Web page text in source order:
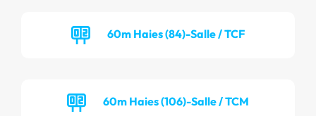
60m Haies (84)-Salle / TCF
60m Haies (106)-Salle / TCM